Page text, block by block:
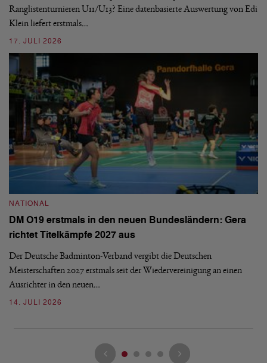
Ranglistenturnieren U11/U13? Eine datenbasierte Auswertung von Edi
Klein liefert erstmals…
17. JULI 2026
NATIONAL
DM O19 erstmals in den neuen Bundesländern: Gera
richtet Titelkämpfe 2027 aus
Der Deutsche Badminton-Verband vergibt die Deutschen
Meisterschaften 2027 erstmals seit der Wiedervereinigung an einen
Ausrichter in den neuen…
14. JULI 2026